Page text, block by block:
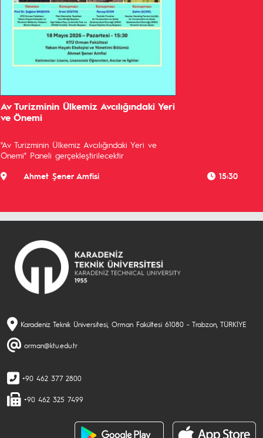
Av Turizminin Ülkemiz Avcılığındaki Yeri
ve Önemi
"Av Turizminin Ülkemiz Avcılığındaki Yeri ve
Önemi" Paneli gerçekleştirilecektir
Ahmet Şener Amfisi
15:30
Karadeniz Teknik Üniversitesi, Orman Fakültesi 61080 - Trabzon, TÜRKİYE
orman@ktu.edu.tr
+90 462 377 2800
+90 462 325 7499